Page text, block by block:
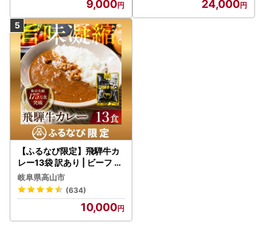
9,000 24,000
【ふるなび限定】飛騨牛カ
レー13袋 訳あり | ビーフ レ
トルト 訳あり DC006-CP
01 FN-Limited-VO
岐阜県高山市
(634)
10,000